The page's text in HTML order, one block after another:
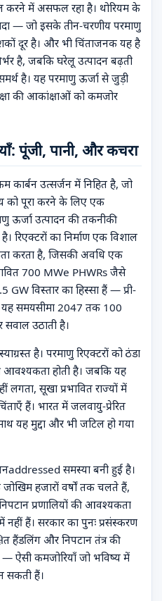
करने में असफल रहा है। थोरियम के
— जो इसके तीन-चरणीय परमाणु
दूर है। और भी चिंताजनक यह है
है, जबकि घरेलू उत्पादन बढ़ती
है। यह परमाणु ऊर्जा से जुड़ी
की आकांक्षाओं को कमजोर
पूंजी, पानी, और कचरा
उत्सर्जन में निहित है, जो
को पूरा करने के लिए एक
ऊर्जा उत्पादन की तकनीकी
का निर्माण एक विशाल
करता है, जिसकी अवधि एक
700 MWe PHWRs जैसे
विस्तार का हिस्सा हैं — प्री-
यह समयसीमा 2047 तक 100
सवाल उठाती है।
है। परमाणु रिएक्टरों को ठंडा
आवश्यकता होती है। जबकि यह
लगता, सूखा प्रभावित राज्यों में
हैं। भारत में जलवायु-प्रेरित
यह मुद्दा और भी जटिल हो गया
समस्या बनी हुई है।
हजारों वर्षों तक चलते हैं,
प्रणालियों की आवश्यकता
नहीं हैं। सरकार का पुनः प्रसंस्करण
हैंडलिंग और निपटान तंत्र की
ऐसी कमजोरियाँ जो भविष्य में
सकती हैं।